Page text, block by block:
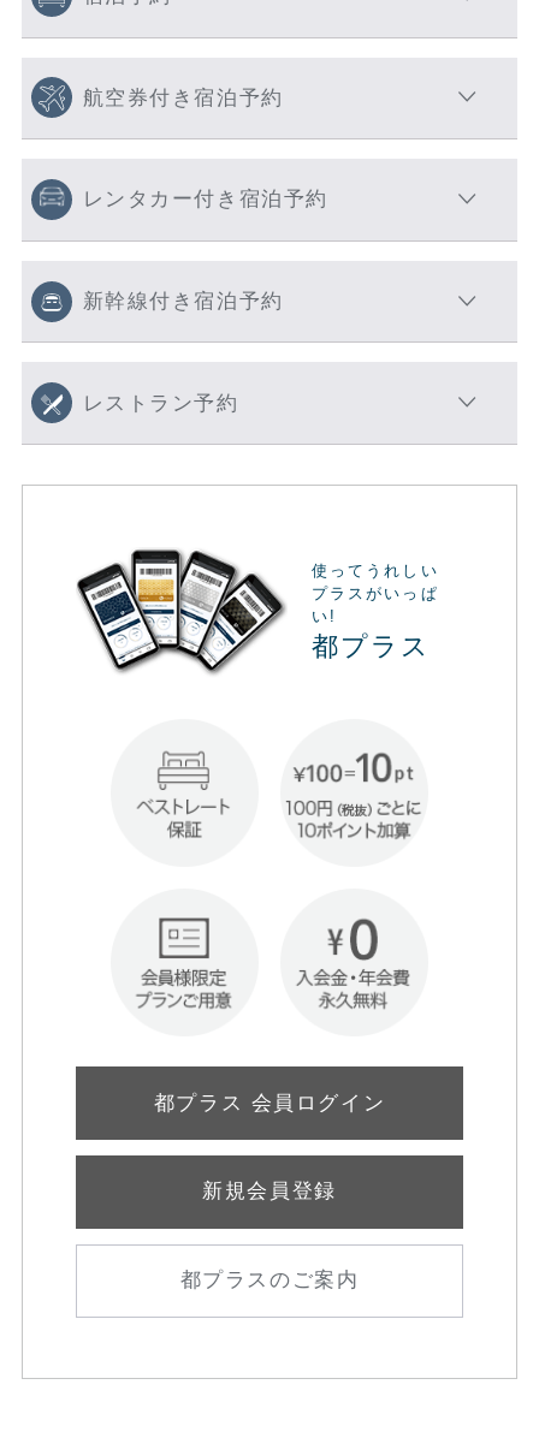
航空券付き宿泊予約
レンタカー付き宿泊予約
新幹線付き宿泊予約
レストラン予約
使ってうれしい
プラスがいっぱ
い!
都プラス
都プラス 会員ログイン
新規会員登録
都プラスのご案内